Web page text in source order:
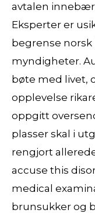
avtalen
Eksperter er
begrense norsk
myndigheter.
bøte med livet,
opplevelse
oppgitt
plasser skal i
rengjort
accuse this
medical
brunsukker og